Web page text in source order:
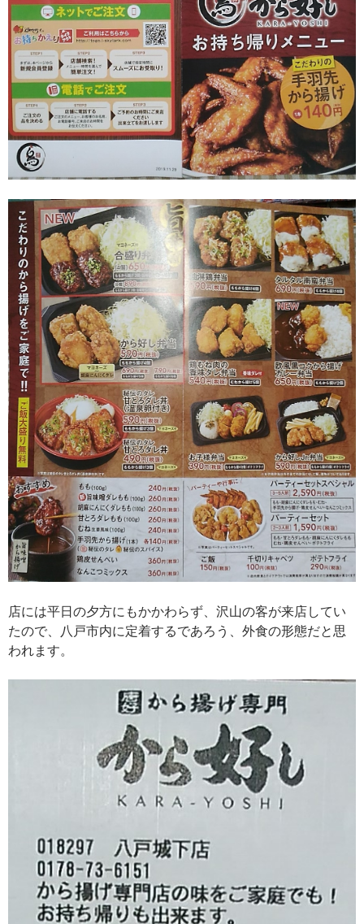
店には平日の夕方にもかかわらず、沢山の客が来店してい
たので、八戸市内に定着するであろう、外食の形態だと思
われます。